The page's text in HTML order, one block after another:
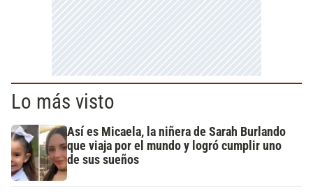
Lo más visto
Así es Micaela, la niñera de Sarah Burlando
que viaja por el mundo y logró cumplir uno
de sus sueños